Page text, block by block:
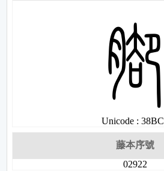
姁
Unicode :
藤本序號
02922